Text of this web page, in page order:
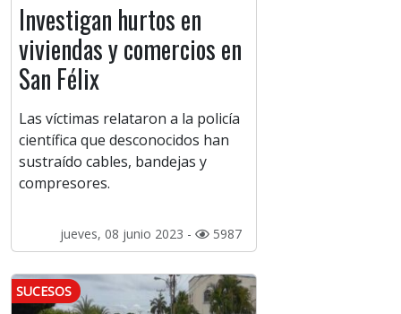
Investigan hurtos en
viviendas y comercios en
San Félix
Las víctimas relataron a la policía
científica que desconocidos han
sustraído cables, bandejas y
compresores.
jueves, 08 junio 2023 - 5987
SUCESOS